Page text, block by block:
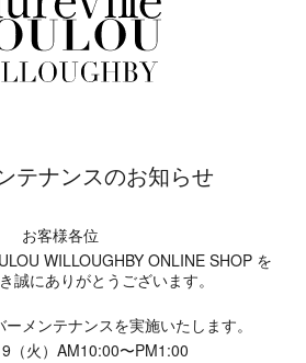
テナンスのお知らせ
お客様各位
WILLOUGHBY ONLINE SHOP を
誠にありがとうございます。
メンテナンスを実施いたします。
（火）AM10:00〜PM1:00